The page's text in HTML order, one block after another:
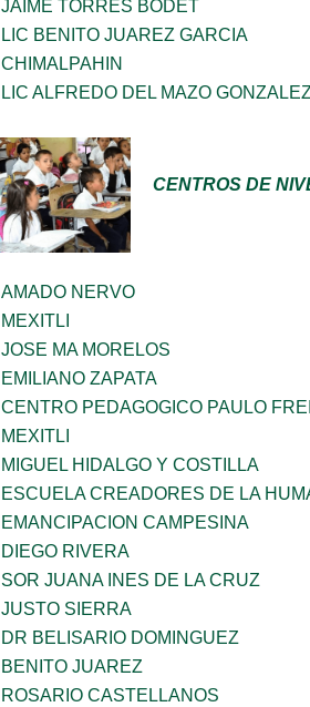
JAIME TORRES BODET
LIC BENITO JUAREZ GARCIA
CHIMALPAHIN
LIC ALFREDO DEL MAZO GONZALEZ
CENTROS DE
AMADO NERVO
MEXITLI
JOSE MA MORELOS
EMILIANO ZAPATA
CENTRO PEDAGOGICO PAULO
MEXITLI
MIGUEL HIDALGO Y COSTILLA
ESCUELA CREADORES DE LA
EMANCIPACION CAMPESINA
DIEGO RIVERA
SOR JUANA INES DE LA CRUZ
JUSTO SIERRA
DR BELISARIO DOMINGUEZ
BENITO JUAREZ
ROSARIO CASTELLANOS